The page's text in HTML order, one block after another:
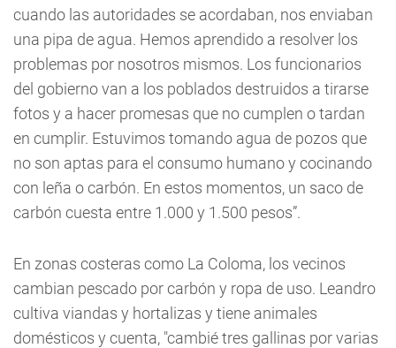
cuando las autoridades se acordaban, nos enviaban
una pipa de agua. Hemos aprendido a resolver los
problemas por nosotros mismos. Los funcionarios
del gobierno van a los poblados destruidos a tirarse
fotos y a hacer promesas que no cumplen o tardan
en cumplir. Estuvimos tomando agua de pozos que
no son aptas para el consumo humano y cocinando
con leña o carbón. En estos momentos, un saco de
carbón cuesta entre 1.000 y 1.500 pesos”.
En zonas costeras como La Coloma, los vecinos
cambian pescado por carbón y ropa de uso. Leandro
cultiva viandas y hortalizas y tiene animales
domésticos y cuenta, "cambié tres gallinas por varias